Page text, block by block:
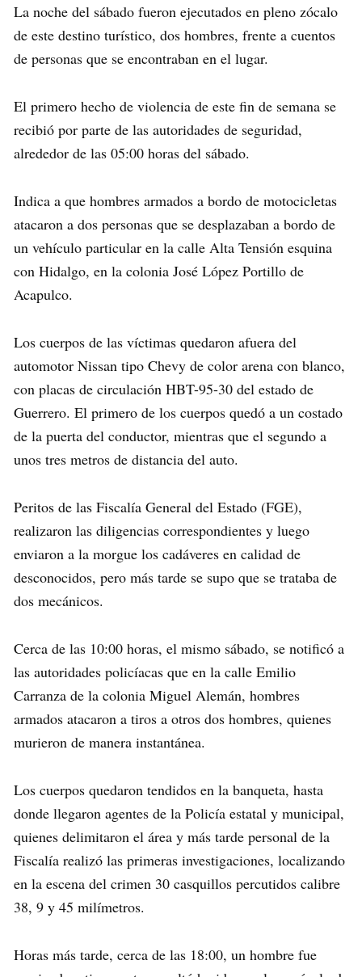
La noche del sábado fueron ejecutados en pleno zócalo
de este destino turístico, dos hombres, frente a cuentos
de personas que se encontraban en el lugar.
El primero hecho de violencia de este fin de semana se
recibió por parte de las autoridades de seguridad,
alrededor de las 05:00 horas del sábado.
Indica a que hombres armados a bordo de motocicletas
atacaron a dos personas que se desplazaban a bordo de
un vehículo particular en la calle Alta Tensión esquina
con Hidalgo, en la colonia José López Portillo de
Acapulco.
Los cuerpos de las víctimas quedaron afuera del
automotor Nissan tipo Chevy de color arena con blanco,
con placas de circulación HBT-95-30 del estado de
Guerrero. El primero de los cuerpos quedó a un costado
de la puerta del conductor, mientras que el segundo a
unos tres metros de distancia del auto.
Peritos de las Fiscalía General del Estado (FGE),
realizaron las diligencias correspondientes y luego
enviaron a la morgue los cadáveres en calidad de
desconocidos, pero más tarde se supo que se trataba de
dos mecánicos.
Cerca de las 10:00 horas, el mismo sábado, se notificó a
las autoridades policíacas que en la calle Emilio
Carranza de la colonia Miguel Alemán, hombres
armados atacaron a tiros a otros dos hombres, quienes
murieron de manera instantánea.
Los cuerpos quedaron tendidos en la banqueta, hasta
donde llegaron agentes de la Policía estatal y municipal,
quienes delimitaron el área y más tarde personal de la
Fiscalía realizó las primeras investigaciones, localizando
en la escena del crimen 30 casquillos percutidos calibre
38, 9 y 45 milímetros.
Horas más tarde, cerca de las 18:00, un hombre fue